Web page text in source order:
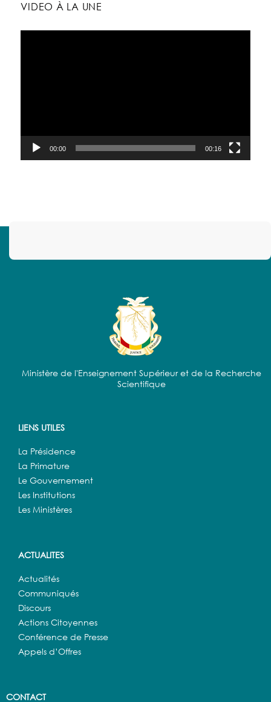
VIDEO À LA UNE
00:00 00:16
Ministère de l'Enseignement Supérieur et de la Recherche
Scientifique
LIENS UTILES
La Présidence
La Primature
Le Gouvernement
Les Institutions
Les Ministères
ACTUALITES
Actualités
Communiqués
Discours
Actions Citoyennes
Conférence de Presse
Appels d’Offres
CONTACT